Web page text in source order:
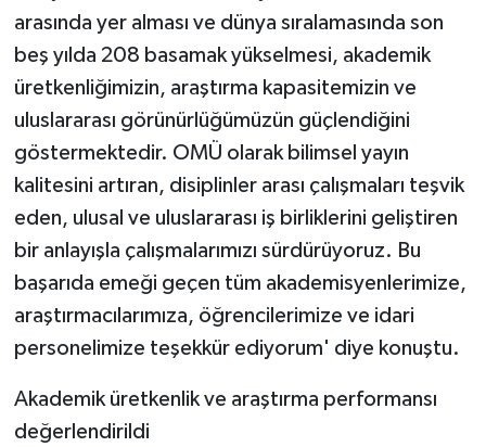
arasında yer alması ve dünya sıralamasında son
beş yılda 208 basamak yükselmesi, akademik
üretkenliğimizin, araştırma kapasitemizin ve
uluslararası görünürlüğümüzün güçlendiğini
göstermektedir. OMÜ olarak bilimsel yayın
kalitesini artıran, disiplinler arası çalışmaları teşvik
eden, ulusal ve uluslararası iş birliklerini geliştiren
bir anlayışla çalışmalarımızı sürdürüyoruz. Bu
başarıda emeği geçen tüm akademisyenlerimize,
araştırmacılarımıza, öğrencilerimize ve idari
personelimize teşekkür ediyorum' diye konuştu.
Akademik üretkenlik ve araştırma performansı
değerlendirildi